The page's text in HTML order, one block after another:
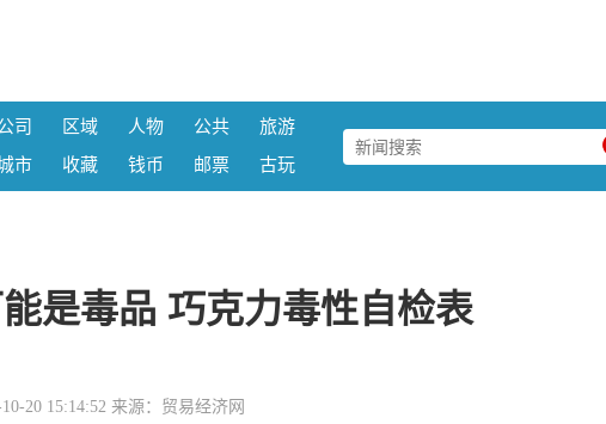
司 区域 人物 公共
旅游
市 收藏 钱币 邮票 古玩
是毒品 巧克力毒性自检表
10-20 15:14:52 来源：贸易经济网